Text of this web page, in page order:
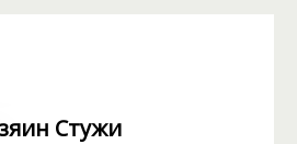
Стужи